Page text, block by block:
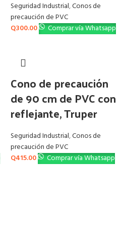
Seguridad Industrial,Conos de
precaución de PVC
Q300.00 Comprar vía Whatsapp
Cono de precaución
de 90 cm de PVC con
reflejante, Truper
Seguridad Industrial,Conos de
precaución de PVC
Q415.00 Comprar vía Whatsapp